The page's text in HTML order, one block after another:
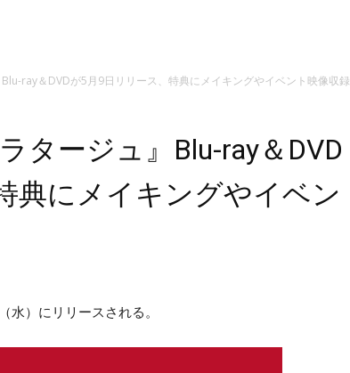
ray＆DVDが5月9日リリース、特典にメイキングやイベント映像収録
タージュ』Blu-ray＆DVD
典にメイキングやイベン
水）にリリースされる。